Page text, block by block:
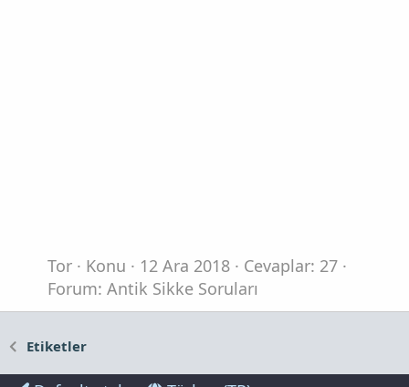
Tor Konu 12 Ara 2018
Cevaplar: 27
Forum: Antik Sikke Soruları
Etiketler